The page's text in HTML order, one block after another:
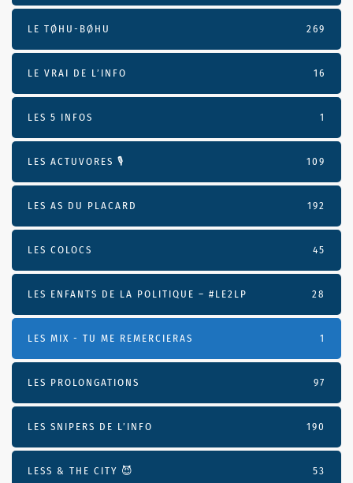
LE TØHU-BØHU 269
LE VRAI DE L’INFO 16
LES 5 INFOS 1
LES ACTUVORES 🎙 109
LES AS DU PLACARD 192
LES COLOCS 45
LES ENFANTS DE LA POLITIQUE – #LE2LP 28
LES MIX - TU ME REMERCIERAS 1
LES PROLONGATIONS 97
LES SNIPERS DE L’INFO 190
LESS & THE CITY 😈 53